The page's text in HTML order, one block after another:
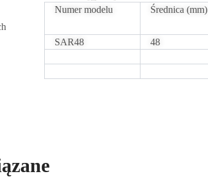
Numer modelu Średnica (mm)
SAR48 48